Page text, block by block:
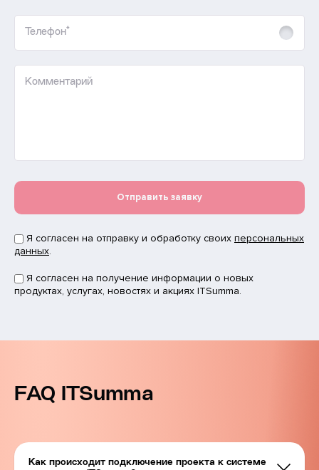
Телефон*
Комментарий
Отправить заявку
Я согласен на отправку и обработку своих персональных
данных.
Я согласен на получение информации о новых
продуктах, услугах, новостях и акциях ITSumma.
FAQ ITSumma
Как происходит подключение проекта к системе